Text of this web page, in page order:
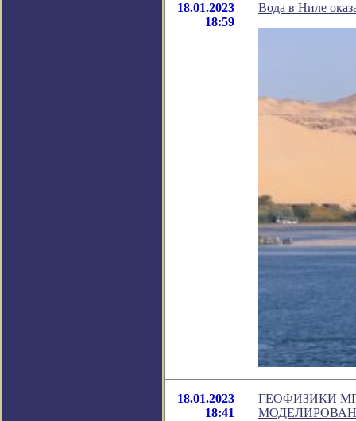
18.01.2023
18:59
Вода в Ниле
18.01.2023
18:41
ГЕОФИЗИКИ